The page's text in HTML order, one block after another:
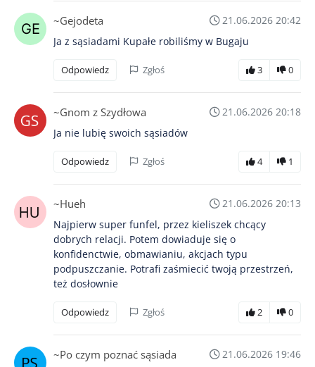
~Gejodeta
21.06.2026 20:42
Ja z sąsiadami Kupałe robiliśmy w Bugaju
Odpowiedz Zgłoś 3 0
~Gnom z Szydłowa
21.06.2026 20:18
Ja nie lubię swoich sąsiadów
Odpowiedz Zgłoś 4 1
~Hueh
21.06.2026 20:13
Najpierw super funfel, przez kieliszek chcący
dobrych relacji. Potem dowiaduje się o
konfidenctwie, obmawianiu, akcjach typu
podpuszczanie. Potrafi zaśmiecić twoją przestrzeń,
też dosłownie
Odpowiedz Zgłoś 2 0
~Po czym poznać sąsiada
21.06.2026 19:46